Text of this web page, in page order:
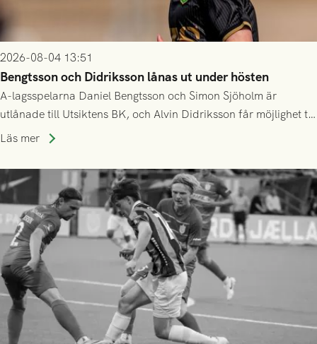
2026-08-04 13:51
Bengtsson och Didriksson lånas ut under hösten
A-lagsspelarna Daniel Bengtsson och Simon Sjöholm är
utlånade till Utsiktens BK, och Alvin Didriksson får möjlighet till
speltid i Hestrafors genom föreningssamarbete.
Läs mer